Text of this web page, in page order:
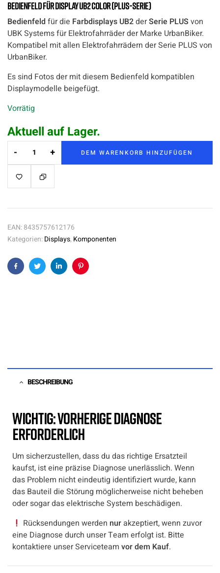
Bedienfeld für Display UB2 Color (PLUS-Serie)
Bedienfeld für die Farbdisplays UB2derSerie PLUS von
UBK Systems für Elektrofahrräder der Marke UrbanBiker.
Kompatibel mit allen Elektrofahrrädern der Serie PLUS von
UrbanBiker.
Es sind Fotos der mit diesem Bedienfeld kompatiblen
Displaymodelle beigefügt.
Vorrätig
Aktuell auf Lager.
- + DEM WARENKORB HINZUFÜGEN
EAN:8435757612176
Kategorien:Displays, Komponenten
FacebookTwitterLinkedinPinterest
BESCHREIBUNG
Wichtig: Vorherige Diagnose
erforderlich
Um sicherzustellen, dass du das richtige Ersatzteil
kaufst, ist eine präzise Diagnose unerlässlich. Wenn
das Problem nicht eindeutig identifiziert wurde, kann
das Bauteil die Störung möglicherweise nicht beheben
oder sogar das elektrische System beschädigen.
Rücksendungen werden nur akzeptiert, wenn zuvor
eine Diagnose durch unser Team erfolgt ist. Bitte
kontaktiere unser Serviceteam vor dem Kauf.